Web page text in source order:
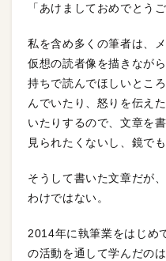
「あけましておめでとう
私を含め多くの筆者は、
仮想の読者像を描きなが
持ちで読んでほしいとこ
んでいたり、怒りを伝え
いたりするので、文章を
見られたくないし、鏡で
そうして書いた文章だが
わけではない。
2014年に執筆業をはじめ
の活動を通して学んだの